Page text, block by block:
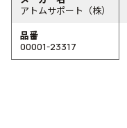
アトムサポート（株）
品番
00001-23317